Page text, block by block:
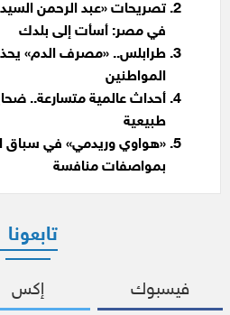
تصريحات «عبد الرحمن
في مصر: أسأت إلى بلدك
طرابلس.. «مصرف الدم»
المواطنين
أحداث عالمية متسارعة..
طبيعية
«هواوي وريدمي» في سباق
بمواصفات منافسة
تابعونا
فيسبوك إكس